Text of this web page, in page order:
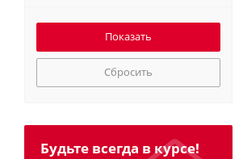
Сбросить
Будьте всегда в курсе!